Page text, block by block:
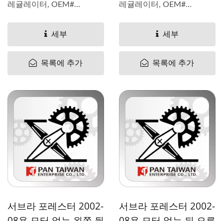
레귤레이터, OEM#
세부
목록에 추가
레귤레이터, OEM#
세부
목록에 추가
서브라 포레스터 2002-
서브라 포레스터 2002-